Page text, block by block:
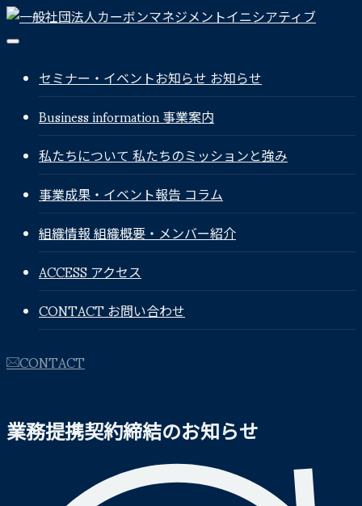
セミナー・イベントお知らせお知らせ
Business information事業案内
私たちについて私たちのミッションと強み
事業成果・イベント報告コラム
組織情報組織概要・メンバー紹介
ACCESSアクセス
CONTACTお問い合わせ
CONTACT
業務提携契約締結のお知らせ